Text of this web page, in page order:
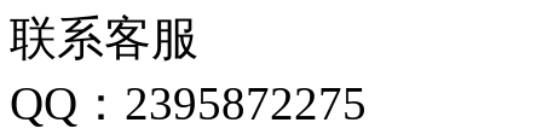
联系客服
QQ：2395872275